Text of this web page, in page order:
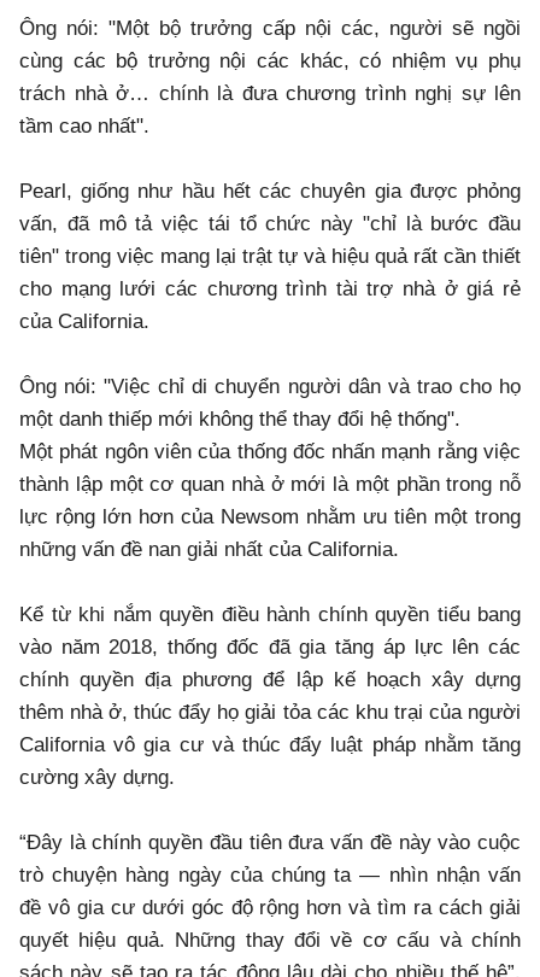
Ông nói: "Một bộ trưởng cấp nội các, người sẽ ngồi
cùng các bộ trưởng nội các khác, có nhiệm vụ phụ
trách nhà ở… chính là đưa chương trình nghị sự lên
tầm cao nhất".
Pearl, giống như hầu hết các chuyên gia được phỏng
vấn, đã mô tả việc tái tổ chức này "chỉ là bước đầu
tiên" trong việc mang lại trật tự và hiệu quả rất cần thiết
cho mạng lưới các chương trình tài trợ nhà ở giá rẻ
của California.
Ông nói: "Việc chỉ di chuyển người dân và trao cho họ
một danh thiếp mới không thể thay đổi hệ thống".
Một phát ngôn viên của thống đốc nhấn mạnh rằng việc
thành lập một cơ quan nhà ở mới là một phần trong nỗ
lực rộng lớn hơn của Newsom nhằm ưu tiên một trong
những vấn đề nan giải nhất của California.
Kể từ khi nắm quyền điều hành chính quyền tiểu bang
vào năm 2018, thống đốc đã gia tăng áp lực lên các
chính quyền địa phương để lập kế hoạch xây dựng
thêm nhà ở, thúc đẩy họ giải tỏa các khu trại của người
California vô gia cư và thúc đẩy luật pháp nhằm tăng
cường xây dựng.
“Đây là chính quyền đầu tiên đưa vấn đề này vào cuộc
trò chuyện hàng ngày của chúng ta — nhìn nhận vấn
đề vô gia cư dưới góc độ rộng hơn và tìm ra cách giải
quyết hiệu quả. Những thay đổi về cơ cấu và chính